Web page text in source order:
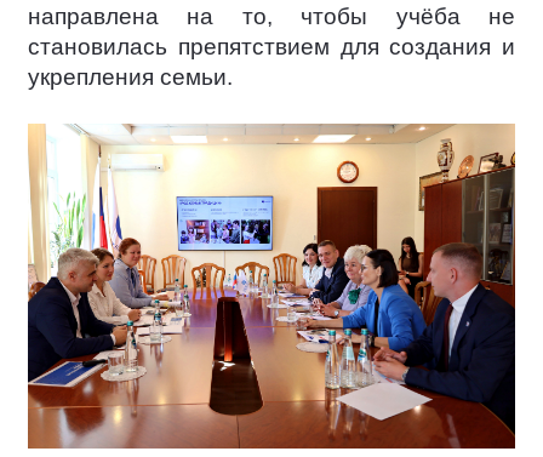
направлена на то, чтобы учёба не
становилась препятствием для создания и
укрепления семьи.